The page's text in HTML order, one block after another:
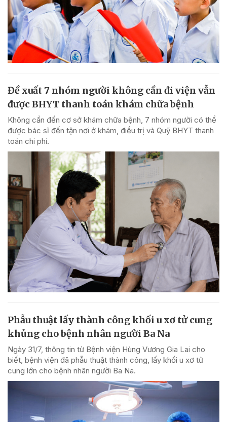
Đề xuất 7 nhóm người không cần đi viện vẫn
được BHYT thanh toán khám chữa bệnh
Không cần đến cơ sở khám chữa bệnh, 7 nhóm người có thể
được bác sĩ đến tận nơi ở khám, điều trị và Quỹ BHYT thanh
toán chi phí.
Phẫu thuật lấy thành công khối u xơ tử cung
khủng cho bệnh nhân người Ba Na
Ngày 31/7, thông tin từ Bệnh viện Hùng Vương Gia Lai cho
biết, bệnh viện đã phẫu thuật thành công, lấy khối u xơ tử
cung lớn cho bệnh nhân người Ba Na.